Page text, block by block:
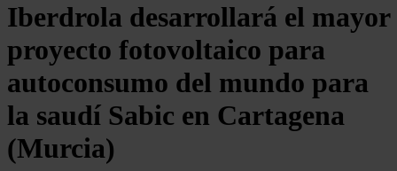
Iberdrola desarrollará el mayor
proyecto fotovoltaico para
autoconsumo del mundo para
la saudí Sabic en Cartagena
(Murcia)